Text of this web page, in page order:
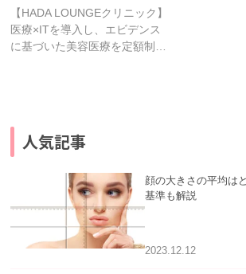
【HADA LOUNGEクリニック】
医療×ITを導入し、エビデンス
に基づいた美容医療を定額制…
人気記事
顔の大きさの平均は
基準も解説
2023.12.12